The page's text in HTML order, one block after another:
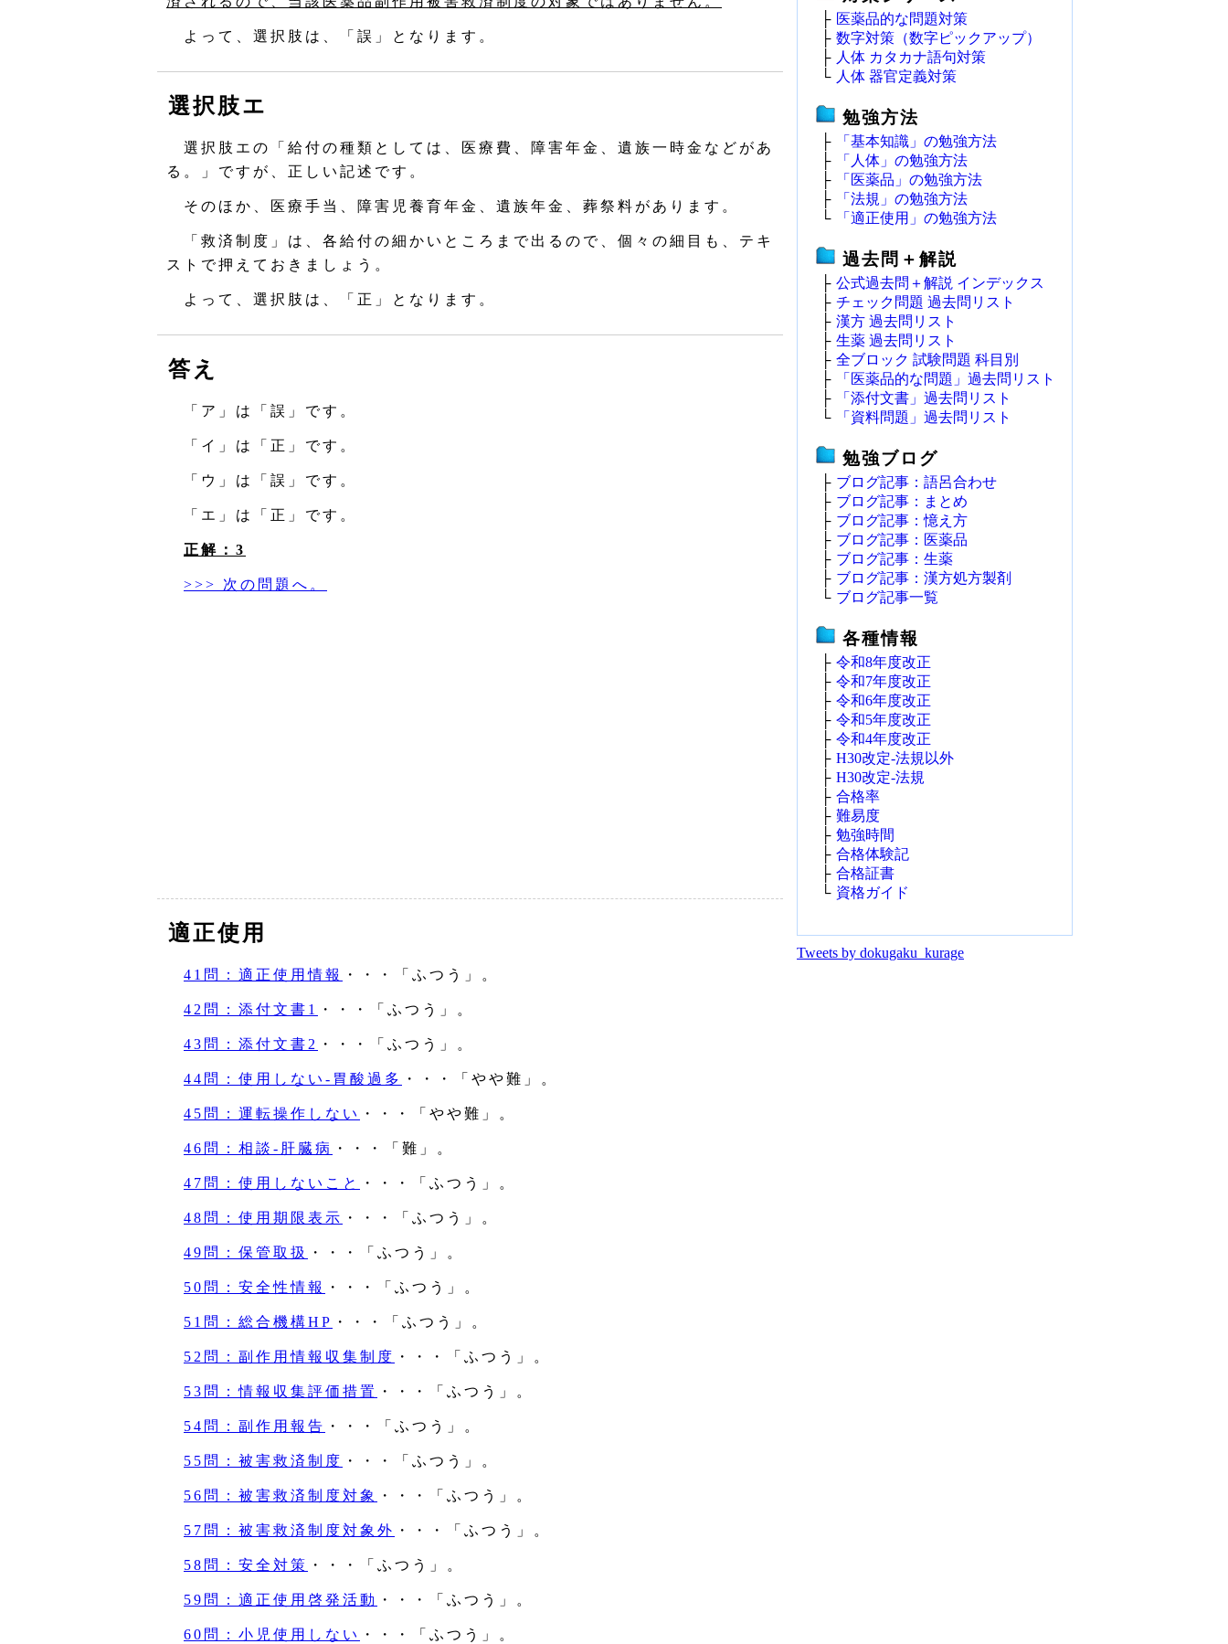
よって、選択肢は、「誤」となります。
選択肢エ
選択肢エの「給付の種類としては、医療費、障害年金、遺族一時金などがあ
る。」ですが、正しい記述です。
そのほか、医療手当、障害児養育年金、遺族年金、葬祭料があります。
「救済制度」は、各給付の細かいところまで出るので、個々の細目も、テキ
ストで押えておきましょう。
よって、選択肢は、「正」となります。
答え
「ア」は「誤」です。
「イ」は「正」です。
「ウ」は「誤」です。
「エ」は「正」です。
正解：3
>>> 次の問題へ。
適正使用
41問：適正使用情報 ・・・「ふつう」。
42問：添付文書1 ・・・「ふつう」。
43問：添付文書2 ・・・「ふつう」。
44問：使用しない‐胃酸過多 ・・・「やや難」。
45問：運転操作しない ・・・「やや難」。
46問：相談‐肝臓病 ・・・「難」。
47問：使用しないこと ・・・「ふつう」。
48問：使用期限表示 ・・・「ふつう」。
49問：保管取扱 ・・・「ふつう」。
50問：安全性情報 ・・・「ふつう」。
51問：総合機構HP ・・・「ふつう」。
52問：副作用情報収集制度 ・・・「ふつう」。
53問：情報収集評価措置 ・・・「ふつう」。
54問：副作用報告 ・・・「ふつう」。
55問：被害救済制度 ・・・「ふつう」。
56問：被害救済制度対象 ・・・「ふつう」。
57問：被害救済制度対象外 ・・・「ふつう」。
58問：安全対策 ・・・「ふつう」。
59問：適正使用啓発活動 ・・・「ふつう」。
60問：小児使用しない ・・・「ふつう」。
├ 医薬品的な問題対策
├ 数字対策（数字ピックアップ）
├ 人体 カタカナ語句対策
└ 人体 器官定義対策
勉強方法
├
「基本知識」の勉強方法
├
「人体」の勉強方法
├
「医薬品」の勉強方法
├
「法規」の勉強方法
└
「適正使用」の勉強方法
過去問＋解説
├ 公式過去問＋解説 インデックス
├ チェック問題 過去問リスト
├ 漢方 過去問リスト
├ 生薬 過去問リスト
├ 全ブロック 試験問題 科目別
├
「医薬品的な問題」過去問リスト
├
「添付文書」過去問リスト
└
「資料問題」過去問リスト
勉強ブログ
├ ブログ記事：語呂合わせ
├ ブログ記事：まとめ
├ ブログ記事：憶え方
├ ブログ記事：医薬品
├ ブログ記事：生薬
├ ブログ記事：漢方処方製剤
└ ブログ記事一覧
各種情報
├ 令和8年度改正
├ 令和7年度改正
├ 令和6年度改正
├ 令和5年度改正
├ 令和4年度改正
├ H30改定‐法規以外
├ H30改定‐法規
├ 合格率
├ 難易度
├ 勉強時間
├ 合格体験記
├ 合格証書
└ 資格ガイド
Tweets by dokugaku_kurage